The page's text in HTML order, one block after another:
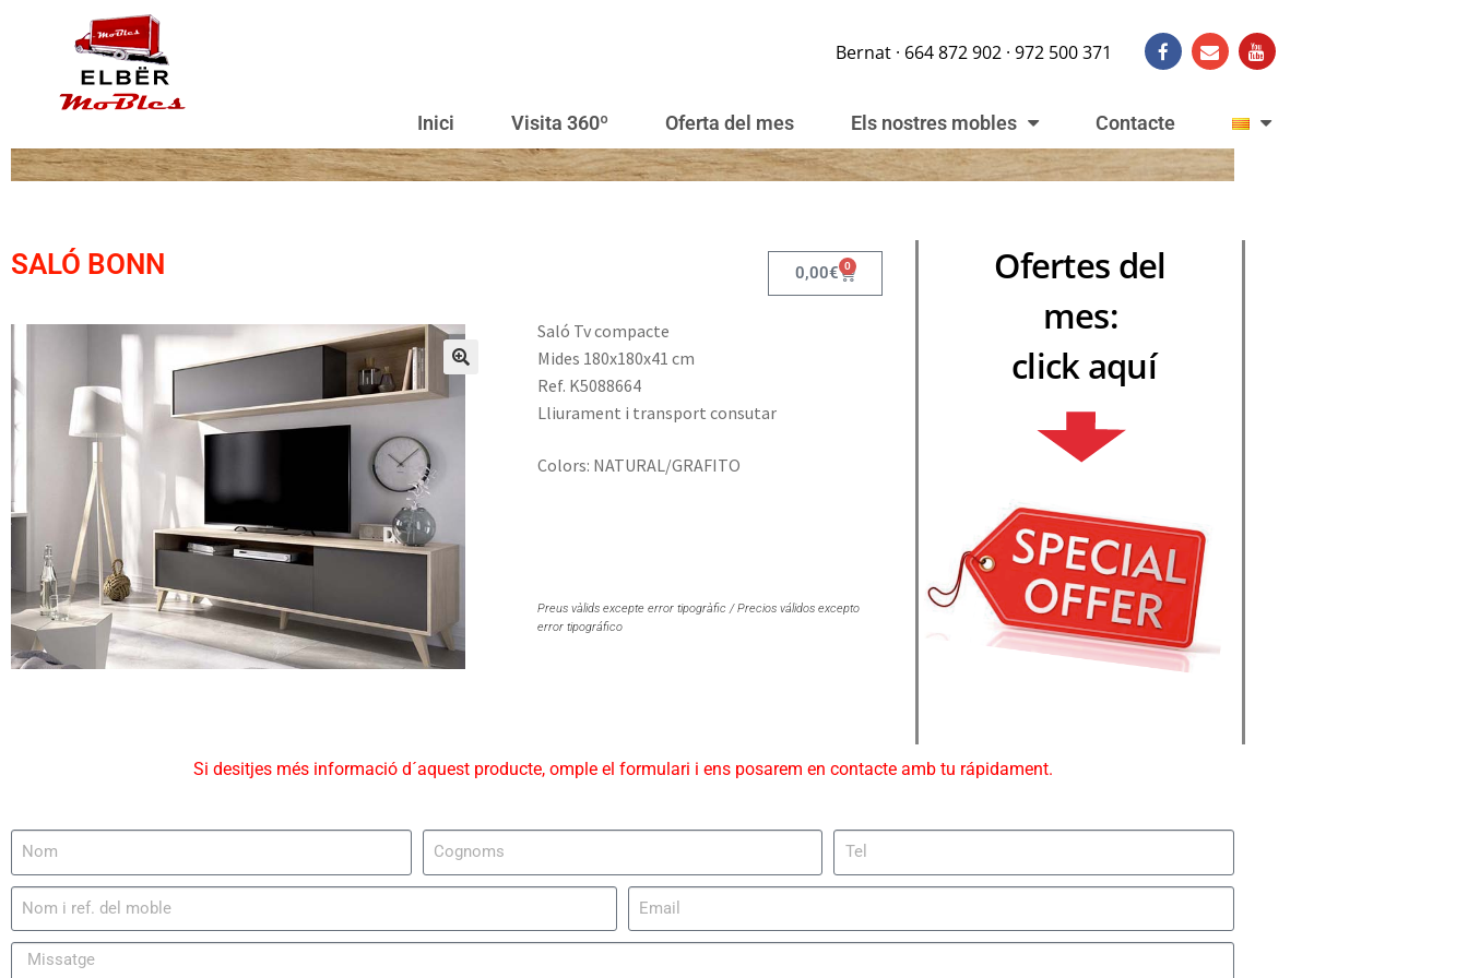
Bernat · 664 872 902 · 972 500 371
Inici Visita 360º Oferta del mes Els nostres mobles Contacte
SALÓ BONN 0,00€ 0
Saló Tv compacte
Mides 180x180x41 cm
Ref. K5088664
Lliurament i transport consutar
Colors: NATURAL/GRAFITO
Preus vàlids excepte error tipogràfic / Precios válidos excepto
error tipográfico
Ofertes del
mes:
click aquí
Si desitjes més informació d´aquest producte, omple el formulari i ens posarem en contacte amb tu rápidament.